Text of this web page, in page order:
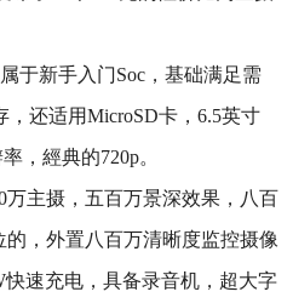
于新手入门Soc，基础满足需
，还适用MicroSD卡，6.5英寸
，經典的720p。
万主摄，五百万景深效果，八百
，外置八百万清晰度监控摄像
快速充电，具备录音机，超大字